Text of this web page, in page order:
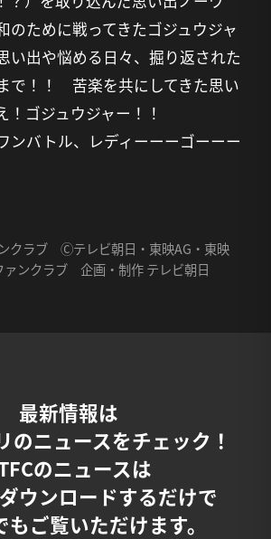
ために戦ってきたゴジュウジャ
い出や悩める日々、掘り返された
で！！ 苦楽を共にしてきた思い
！ゴジュウジャー！！
ンバトル、レディーーーゴーーー
クラブ Ⓒテレビ朝日・東映AG・東映
ンクラブ 企画・制作 テレビ朝日
最新情報は
のニュースをチェック！
のニュースは
ウンロードするだけで
もご覧いただけます。